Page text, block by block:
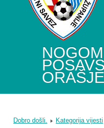
ORAŠJE
Dobro došli. Kategorija vijesti